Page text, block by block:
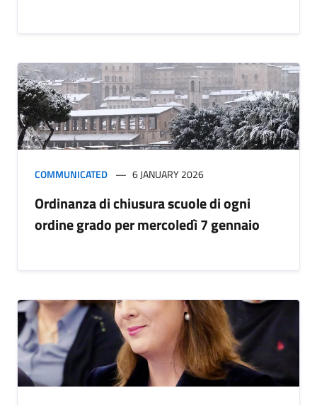
COMMUNICATED 6 JANUARY 2026
Ordinanza di chiusura scuole di ogni
ordine grado per mercoledì 7 gennaio